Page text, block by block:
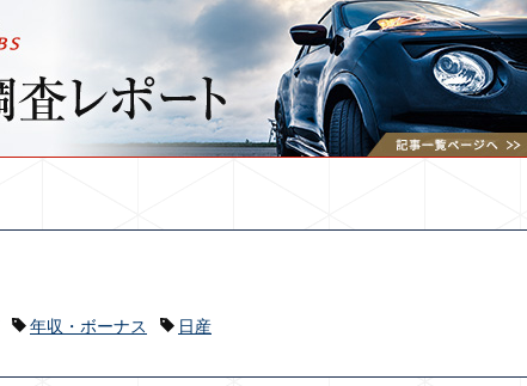
年収・ボーナス 日産